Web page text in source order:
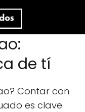
de tí
Contar con
es clave